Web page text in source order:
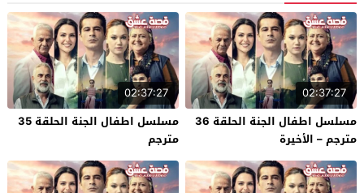
02:37:27
مسلسل اطفال الجنة الحلقة 36
مترجم – الأخيرة
02:37:27
مسلسل اطفال الجنة الحلقة 35
مترجم